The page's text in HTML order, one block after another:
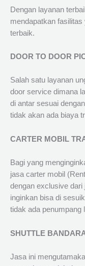
Dengan layanan
mendapatkan
terbaik.
DOOR TO DOOR
Salah satu layanan
door service dimana
di antar sesuai
tidak akan ada biaya
CARTER MOBIL
Bagi yang
jasa carter mobil
dengan exclusive dari
inginkan bisa di
tidak ada penumpang
SHUTTLE
Jasa ini